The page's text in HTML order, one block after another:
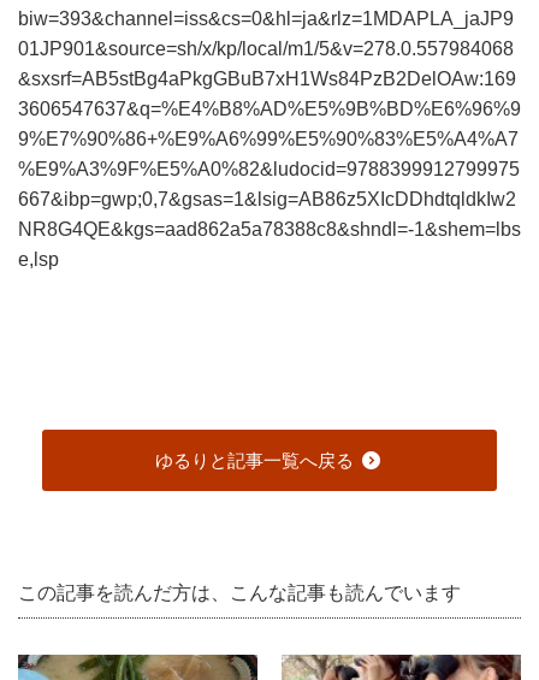
biw=393&channel=iss&cs=0&hl=ja&rlz=1MDAPLA_jaJP9
01JP901&source=sh/x/kp/local/m1/5&v=278.0.557984068
&sxsrf=AB5stBg4aPkgGBuB7xH1Ws84PzB2DelOAw:169
3606547637&q=%E4%B8%AD%E5%9B%BD%E6%96%9
9%E7%90%86+%E9%A6%99%E5%90%83%E5%A4%A7
%E9%A3%9F%E5%A0%82&ludocid=9788399912799975
667&ibp=gwp;0,7&gsas=1&lsig=AB86z5XIcDDhdtqldkIw2
NR8G4QE&kgs=aad862a5a78388c8&shndl=-1&shem=lbs
e,lsp
ゆるりと記事一覧へ戻る
この記事を読んだ方は、こんな記事も読んでいます